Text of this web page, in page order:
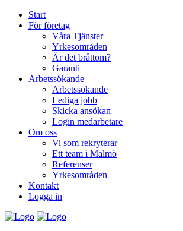
Start
För företag
Våra Tjänster
Yrkesområden
Är det bråttom?
Garanti
Arbetssökande
Arbetssökande
Lediga jobb
Skicka ansökan
Login medarbetare
Om oss
Vi som rekryterar
Ett team i Malmö
Referenser
Yrkesområden
Kontakt
Logga in